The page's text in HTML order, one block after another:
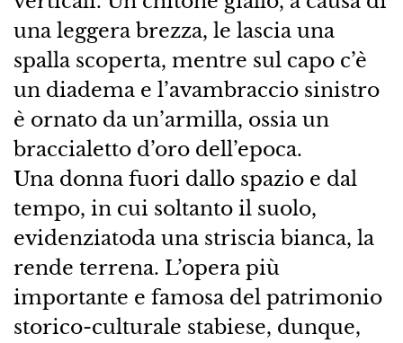
una leggera brezza, le lascia una
spalla scoperta, mentre sul capo c’è
un diadema e l’avambraccio sinistro
è ornato da un’armilla, ossia un
braccialetto d’oro dell’epoca.
Una donna fuori dallo spazio e dal
tempo, in cui soltanto il suolo,
evidenziatoda una striscia bianca, la
rende terrena. L’opera più
importante e famosa del patrimonio
storico-culturale stabiese, dunque,